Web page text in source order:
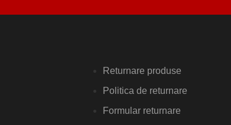
Returnare produse
Politica de returnare
Formular returnare